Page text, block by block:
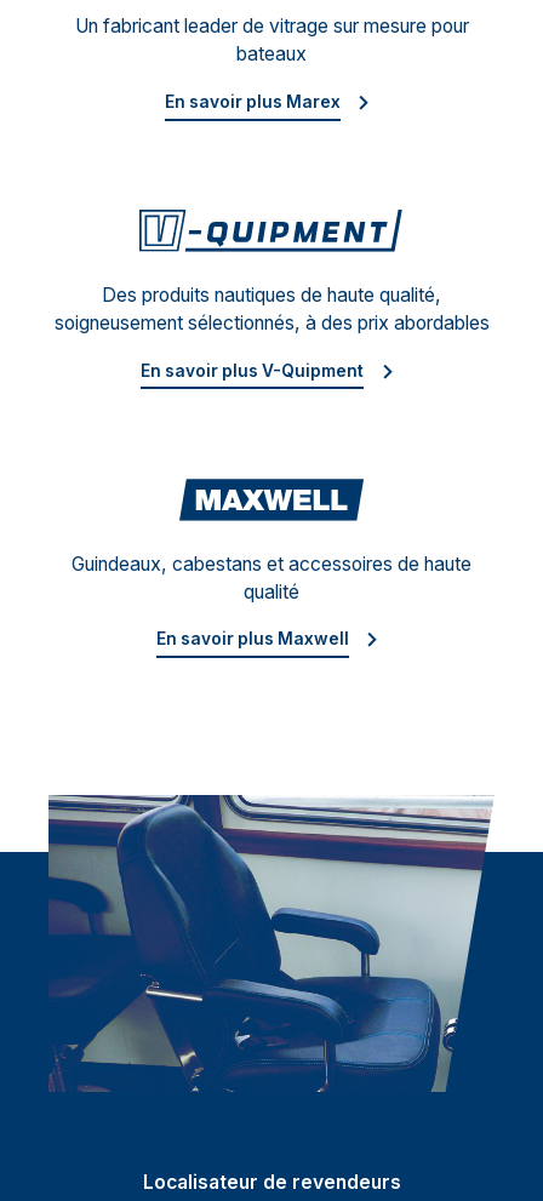
Un fabricant leader de vitrage sur mesure pour
bateaux
En savoir plus Marex
Des produits nautiques de haute qualité,
soigneusement sélectionnés, à des prix abordables
En savoir plus V-Quipment
Guindeaux, cabestans et accessoires de haute
qualité
En savoir plus Maxwell
Localisateur de revendeurs